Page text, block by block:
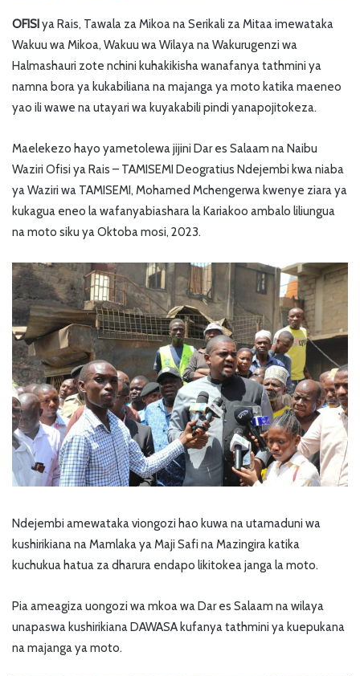
OFISIya Rais, Tawala za Mikoa na Serikali za Mitaa imewataka
Wakuu wa Mikoa, Wakuu wa Wilaya na Wakurugenzi wa
Halmashauri zote nchini kuhakikisha wanafanya tathmini ya
namna bora ya kukabiliana na majanga ya moto katika maeneo
yao ili wawe na utayari wa kuyakabili pindi yanapojitokeza.
Maelekezo hayo yametolewa jijini Dar es Salaam na Naibu
Waziri Ofisi ya Rais – TAMISEMI Deogratius Ndejembi kwa niaba
ya Waziri wa TAMISEMI, Mohamed Mchengerwa kwenye ziara ya
kukagua eneo la wafanyabiashara la Kariakoo ambalo liliungua
na moto siku ya Oktoba mosi, 2023.
Ndejembi amewataka viongozi hao kuwa na utamaduni wa
kushirikiana na Mamlaka ya Maji Safi na Mazingira katika
kuchukua hatua za dharura endapo likitokea janga la moto.
Pia ameagiza uongozi wa mkoa wa Dar es Salaam na wilaya
unapaswa kushirikiana DAWASA kufanya tathmini ya kuepukana
na majanga ya moto.